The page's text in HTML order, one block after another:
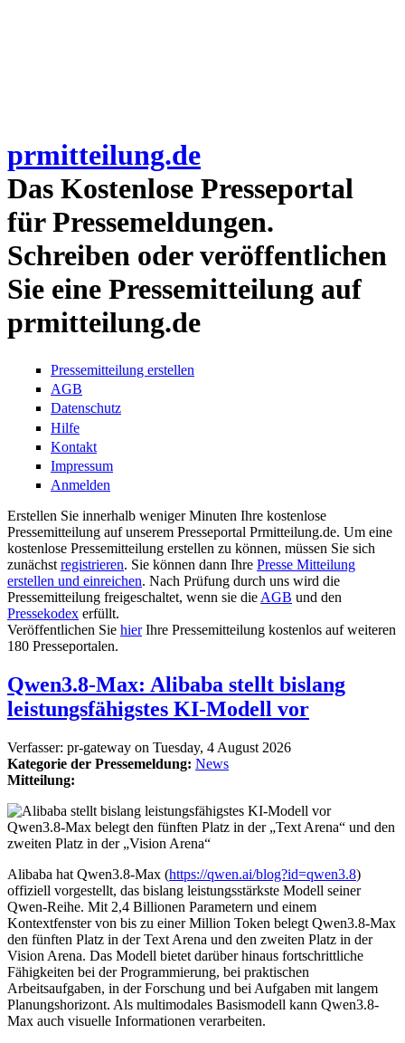
prmitteilung.de
Das Kostenlose Presseportal
für Pressemeldungen.
Schreiben oder veröffentlichen
Sie eine Pressemitteilung auf
prmitteilung.de
Pressemitteilung erstellen
AGB
Datenschutz
Hilfe
Kontakt
Impressum
Anmelden
Erstellen Sie innerhalb weniger Minuten Ihre kostenlose
Pressemitteilung auf unserem Presseportal Prmitteilung.de. Um eine
kostenlose Pressemitteilung erstellen zu können, müssen Sie sich
zunächst registrieren. Sie können dann Ihre Presse Mitteilung
erstellen und einreichen. Nach Prüfung durch uns wird die
Pressemitteilung freigeschaltet, wenn sie die AGB und den
Pressekodex erfüllt.
Veröffentlichen Sie hierIhre Pressemitteilung kostenlos auf weiteren
180 Presseportalen.
Qwen3.8-Max: Alibaba stellt bislang
leistungsfähigstes KI-Modell vor
Verfasser: pr-gateway on Tuesday, 4 August 2026
Kategorie der Pressemeldung: News
Mitteilung:
Qwen3.8-Max belegt den fünften Platz in der „Text Arena“ und den
zweiten Platz in der „Vision Arena“
Alibaba hat Qwen3.8-Max (https://qwen.ai/blog?id=qwen3.8)
offiziell vorgestellt, das bislang leistungsstärkste Modell seiner
Qwen-Reihe. Mit 2,4 Billionen Parametern und einem
Kontextfenster von bis zu einer Million Token belegt Qwen3.8-Max
den fünften Platz in der Text Arena und den zweiten Platz in der
Vision Arena. Das Modell bietet darüber hinaus fortschrittliche
Fähigkeiten bei der Programmierung, bei praktischen
Arbeitsaufgaben, in der Forschung und bei Aufgaben mit langem
Planungshorizont. Als multimodales Basismodell kann Qwen3.8-
Max auch visuelle Informationen verarbeiten.